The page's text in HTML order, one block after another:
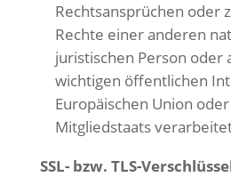
Rechtsansprüchen oder
Rechte einer anderen
juristischen Person oder
wichtigen öffentlichen
Europäischen Union
Mitgliedstaats
SSL- bzw. TLS-